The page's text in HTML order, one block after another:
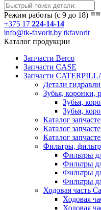
Режим работы (с 9 до 18)
+375 17 224-14-14
info@tk-favorit.by tkfavorit
Каталог продукции
Запчасти Berco
Запчасти CASE
Запчасти
Детали
Зубья, коронки,
Зубья,
Зубья,
Каталог
Каталог
Каталог
Фильтры,
Фильтры
Фильтры
Фильтры
Фильтры
Ходовая часть
Ходовая
Ходовая